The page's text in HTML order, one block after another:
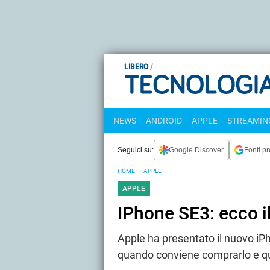
LIBERO
NEWS ANDROID APPLE
Seguici su: Google Discover Fonti
HOME APPLE
APPLE
IPhone SE3: ecco
Apple ha presentato il nuovo
quando conviene comprarlo e